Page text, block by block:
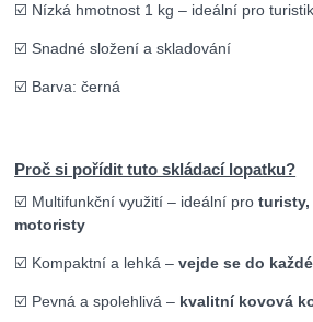
☑️ Nízká hmotnost 1 kg – ideální pro
☑️ Snadné složení a skladování
☑️ Barva: černá
Proč si pořídit tuto skládací lopatku?
☑️ Multifunkční využití – ideální proturisty,
motoristy
☑️ Kompaktní a lehká –vejde se do
☑️ Pevná a spolehlivá – kvalitní kovová